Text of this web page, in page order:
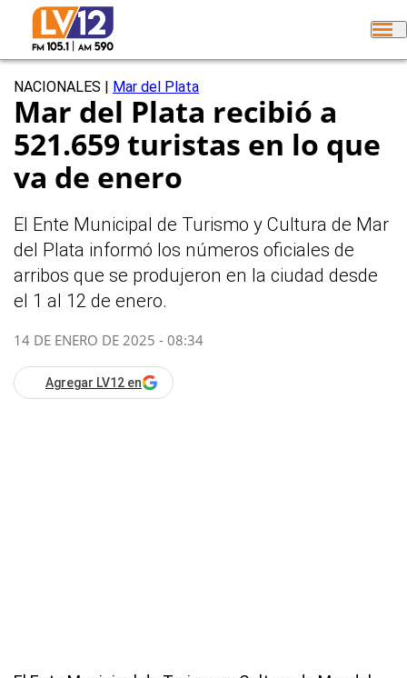
NACIONALES Mar del Plata
Mar del Plata recibió a
521.659 turistas en lo que
va de enero
El Ente Municipal de Turismo y Cultura de Mar
del Plata informó los números oficiales de
arribos que se produjeron en la ciudad desde
el 1 al 12 de enero.
14 DE ENERO DE 2025 - 08:34
Agregar LV12 en